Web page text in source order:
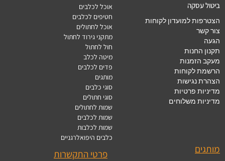
ביטול עסקה
הצטרפות למועדון לקוחות
צור קשר
הגעה
תקנון החנות
מעקב הזמנות
הרשמת לקוחות
הצהרת נגישות
מדיניות פרטיות
מדיניות משלוחים
אוכל לכלבים
חטיפים לכלבים
אוכל לחתולים
מתקני גירוד לחתול
חול לחתול
מיטה לכלב
פדים לכלבים
מותגים
סוגי כלבים
סוגי חתולים
שמות לחתולים
שמות לכלבים
שמות לכלבות
כלבים היפואלרגניים
מותגים פרטי התקשרות